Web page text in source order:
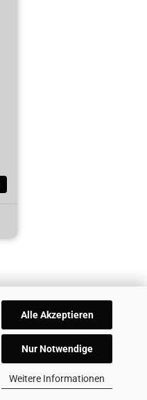
Alle Akzeptieren
Nur Notwendige
Weitere Informationen